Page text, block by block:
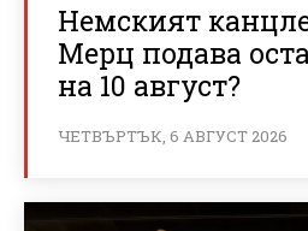
Немският
Мерц подава
на 10 август?
ЧЕТВЪРТЪК, 6 АВГУСТ 2026